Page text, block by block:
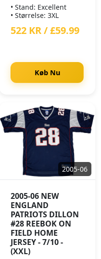
• Stand: Excellent
• Størrelse: 3XL
522 KR / £59.99
Køb Nu
2005-06
2005-06 NEW
ENGLAND
PATRIOTS DILLON
#28 REEBOK ON
FIELD HOME
JERSEY - 7/10 -
(XXL)